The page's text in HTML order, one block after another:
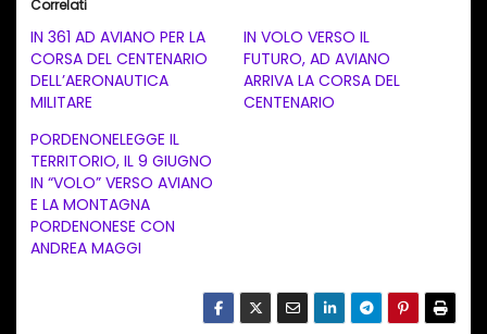
a
m
e
n
t
o
i
Correlati
IN 361 AD AVIANO PER LA
CORSA DEL CENTENARIO
DELL’AERONAUTICA
MILITARE
IN VOLO VERSO IL
FUTURO, AD AVIANO
ARRIVA LA CORSA DEL
CENTENARIO
PORDENONELEGGE IL
TERRITORIO, IL 9 GIUGNO
IN “VOLO” VERSO AVIANO
E LA MONTAGNA
PORDENONESE CON
ANDREA MAGGI